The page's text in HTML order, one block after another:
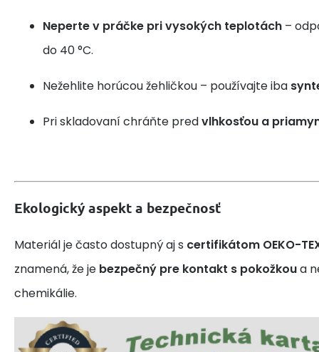
Neperte v práčke pri vysokých teplotách –
do 40 °C.
Nežehlite horúcou žehličkou – používajte iba
Pri skladovaní chráňte predvlhkosťou a
Ekologický aspekt a bezpečnosť
Materiál je často dostupný aj s certifikátom OEKO-
znamená, že je bezpečný pre kontakt s pokožkoua
chemikálie.